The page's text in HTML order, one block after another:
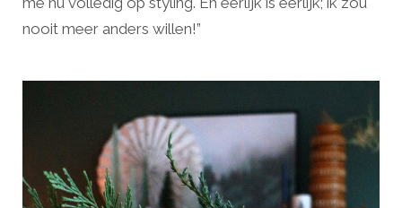
nooit meer anders willen!”